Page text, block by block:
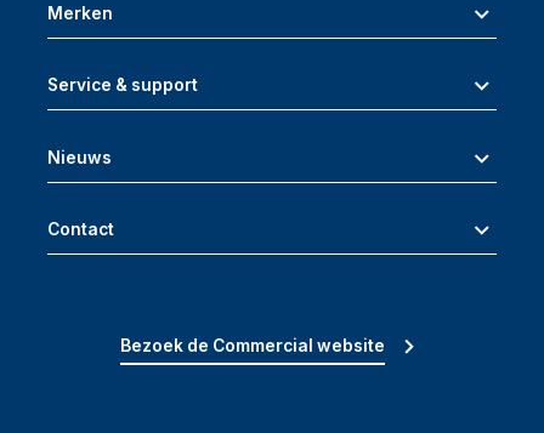
Merken
Service & support
Nieuws
Contact
Bezoek de Commercial website